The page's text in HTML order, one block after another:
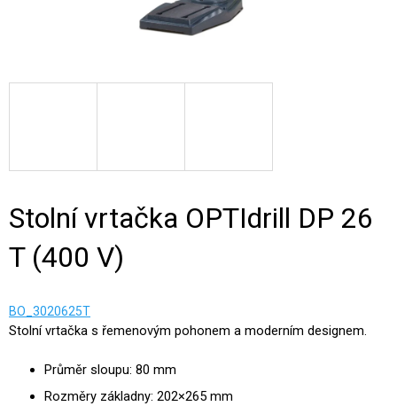
Stolní vrtačka OPTIdrill DP 26
T (400 V)
BO_3020625T
Stolní vrtačka s řemenovým pohonem a moderním designem.
Průměr sloupu: 80 mm
Rozměry základny: 202×265 mm